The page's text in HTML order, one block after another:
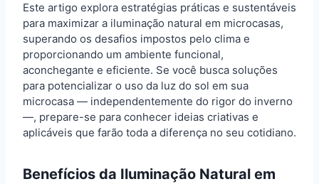
Este artigo explora estratégias práticas e sustentáveis
para maximizar a iluminação natural em microcasas,
superando os desafios impostos pelo clima e
proporcionando um ambiente funcional,
aconchegante e eficiente. Se você busca soluções
para potencializar o uso da luz do sol em sua
microcasa — independentemente do rigor do inverno
—, prepare-se para conhecer ideias criativas e
aplicáveis que farão toda a diferença no seu cotidiano.
Benefícios da Iluminação Natural em